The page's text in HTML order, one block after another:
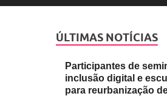
ÚLTIMAS NOTÍCIAS
Participantes de
inclusão digital e
para reurbanização